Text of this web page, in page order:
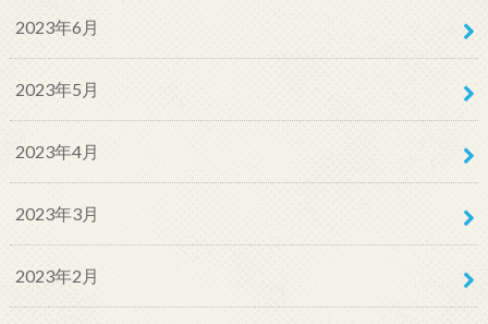
2023年6月
2023年5月
2023年4月
2023年3月
2023年2月